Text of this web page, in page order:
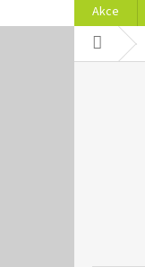
Akce
Domů